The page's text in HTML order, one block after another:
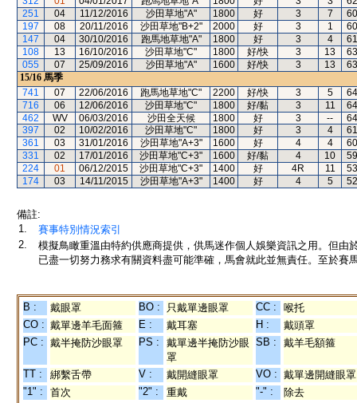
251
04 11/12/2016 沙田草地"A" 1800 好 3 7
60
197
08 20/11/2016 沙田草地"B+2" 2000 好 3 1
60
147
04 30/10/2016 跑馬地草地"A" 1800 好 3 4
61
108
13 16/10/2016 沙田草地"C" 1800 好/快 3 13
63
055
07 25/09/2016 沙田草地"A" 1600 好/快 3 13
63
15/16 馬季
741
07 22/06/2016 跑馬地草地"C" 2200 好/快 3 5
64
716
06 12/06/2016 沙田草地"C" 1800 好/黏 3 11
64
462
WV 06/03/2016 沙田全天候 1800 好 3 --
64
397
02 10/02/2016 沙田草地"C" 1800 好 3 4
61
361
03 31/01/2016 沙田草地"A+3" 1600 好 4 4
60
331
02 17/01/2016 沙田草地"C+3" 1600 好/黏 4 10
59
224
01 06/12/2015 沙田草地"C+3" 1400 好 4R 11
53
174
03 14/11/2015 沙田草地"A+3" 1400 好 4 5 52
備註:
1.
賽事特別情況索引
2.
模擬鳥瞰重溫由特約供應商提供，供馬迷作個人娛樂資訊之用。但
已盡一切努力務求有關資料盡可能準確，馬會就此並無責任。至於賽
B : 戴眼罩 BO : 只戴單邊眼罩 CC :
喉托
CO : 戴單邊羊毛面箍 E : 戴耳塞 H :
戴頭罩
PC : 戴半掩防沙眼罩 PS :
戴單邊半掩防沙眼
罩
SB : 戴羊毛額箍
TT : 綁繫舌帶 V : 戴開縫眼罩 VO : 戴單邊開縫眼罩
"1" :
首次 "2" : 重戴 "-" : 除去